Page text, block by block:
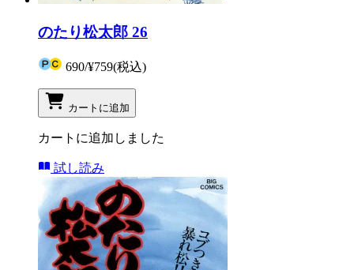
のたり松太郎 26
690/¥759(税込)
カートに追加
カートに追加しました
試し読み